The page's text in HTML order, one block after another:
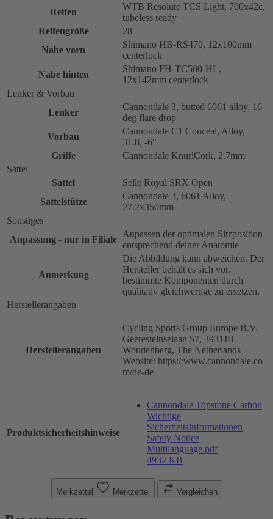
Reifen
WTB Resolute TCS Light, 700x42c,
tubeless ready
Reifengröße
28''
Nabe vorn
Shimano HB-RS470, 12x100mm
centerlock
Nabe hinten
Shimano FH-TC500-HL,
12x142mm centerlock
Lenker & Vorbau
Lenker
Cannondale 3, butted 6061 alloy, 16
deg flare drop
Vorbau
Cannondale C1 Conceal, Alloy,
31.8, -6°
Griffe
Cannondale KnurlCork, 2.7mm
Sattel
Sattel
Selle Royal SRX Open
Sattelstütze
Cannondale 3, 6061 Alloy,
27.2x350mm
Sonstiges
Anpassung - nur in Filiale
Anpassen der optimalen Sitzposition
entsprechend deiner Anatomie
Anmerkung
Die Abbildung kann abweichen. Der
Hersteller behält es sich vor,
bestimmte Komponenten durch
qualitativ gleichwertige zu ersetzen.
Herstellerangaben
Herstellerangaben
Cycling Sports Group Europe B.V.
Geeresteinselaan 57, 3931JB
Woudenberg, The Netherlands
Website: https://www.cannondale.co
m/de-de
Produktsicherheitshinweise
Cannondale Topstone Carbon
Wichtige
Sicherheitsinformationen
Safety Notice
Multilanguage.pdf
4932 KB
Merkzettel Merkzettel Vergleichen